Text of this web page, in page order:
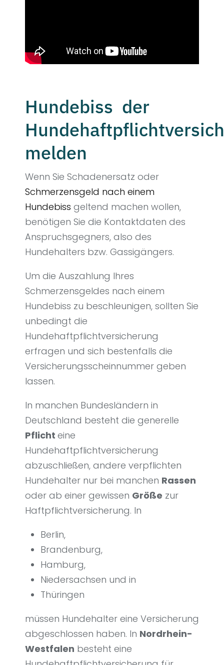
Hundebiss der
melden
Wenn Sie Schadenersatz oder
Schmerzensgeld nach einem
Hundebiss geltend machen wollen,
benötigen Sie die Kontaktdaten des
Anspruchsgegners, also des
Hundehalters bzw. Gassigängers.
Um die Auszahlung Ihres
Schmerzensgeldes nach einem
Hundebiss zu beschleunigen, sollten Sie
unbedingt die
Hundehaftpflichtversicherung
erfragen und sich bestenfalls die
Versicherungsscheinnummer geben
lassen.
In manchen Bundesländern in
Deutschland besteht die generelle
Pflicht eine
Hundehaftpflichtversicherung
abzuschließen, andere verpflichten
Hundehalter nur bei manchen Rassen
oder ab einer gewissen Größe zur
Haftpflichtversicherung. In
Berlin,
Brandenburg,
Hamburg,
Niedersachsen und in
Thüringen
müssen Hundehalter eine Versicherung
abgeschlossen haben. In Nordrhein-
Westfalen besteht eine